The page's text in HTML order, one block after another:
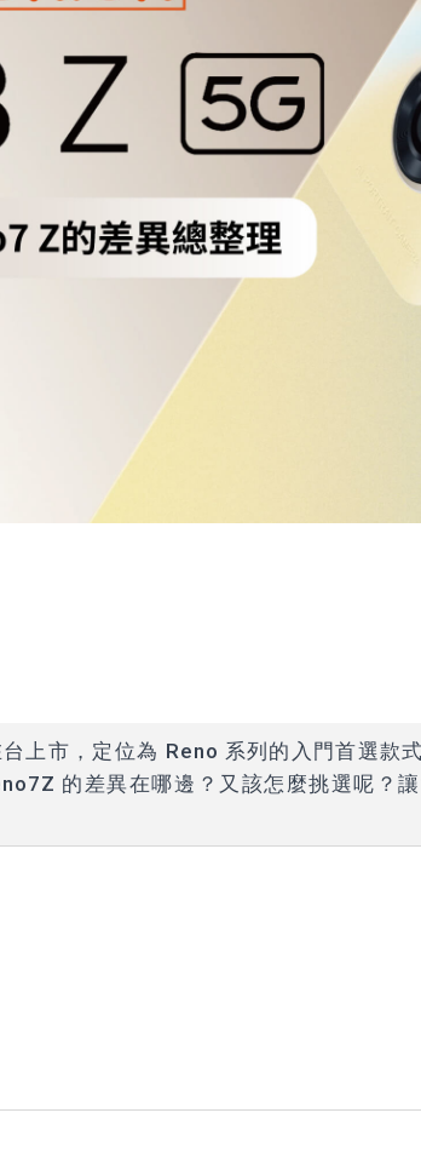
上市，定位為 Reno 系列的入門首選款
的差異在哪邊？又該怎麼挑選呢？